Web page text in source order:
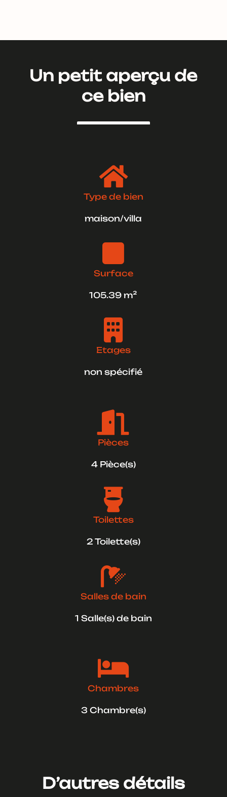
Un petit aperçu de
ce bien

Type de bien
maison/villa

Surface
105.39 m²

Etages
non spécifié

Pièces
4 Pièce(s)

Toilettes
2 Toilette(s)

Salles de bain
1 Salle(s) de bain

Chambres
3 Chambre(s)
D’autres détails